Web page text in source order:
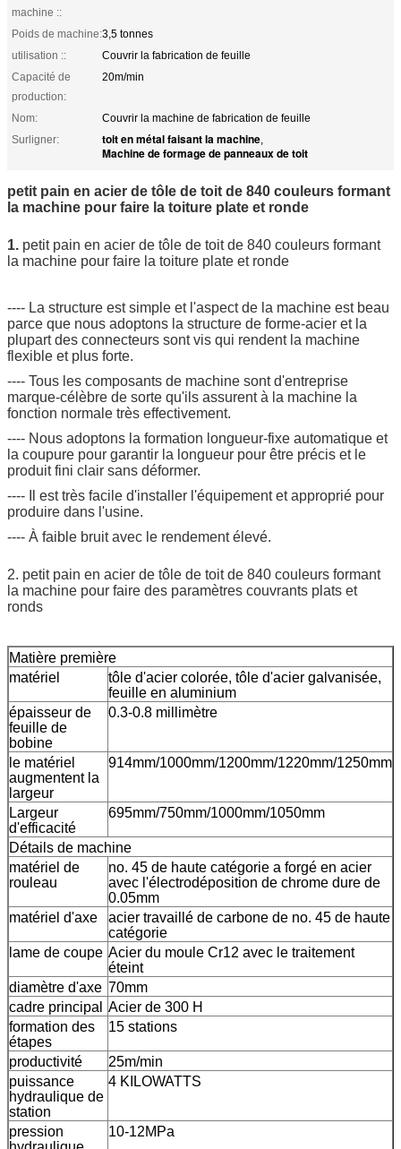
machine ::
Poids de machine:3,5 tonnes
utilisation ::
Couvrir la fabrication de feuille
Capacité de
production:
20m/min
Nom:
Couvrir la machine de fabrication de feuille
Surligner:
toit en métal faisant la machine,
Machine de formage de panneaux de toit
petit pain en acier de tôle de toit de 840 couleurs formant
la machine pour faire la toiture plate et ronde
1. petit pain en acier de tôle de toit de 840 couleurs formant
la machine pour faire la toiture plate et ronde
---- La structure est simple et l'aspect de la machine est beau
parce que nous adoptons la structure de forme-acier et la
plupart des connecteurs sont vis qui rendent la machine
flexible et plus forte.
---- Tous les composants de machine sont d'entreprise
marque-célèbre de sorte qu'ils assurent à la machine la
fonction normale très effectivement.
---- Nous adoptons la formation longueur-fixe automatique et
la coupure pour garantir la longueur pour être précis et le
produit fini clair sans déformer.
---- Il est très facile d'installer l'équipement et approprié pour
produire dans l'usine.
---- À faible bruit avec le rendement élevé.
2. petit pain en acier de tôle de toit de 840 couleurs formant
la machine pour faire des paramètres couvrants plats et
ronds
Matière première
matériel
tôle d'acier colorée, tôle d'acier galvanisée,
feuille en aluminium
épaisseur de
feuille de
bobine
0.3-0.8 millimètre
le matériel
augmentent la
largeur
914mm/1000mm/1200mm/1220mm/1250mm
Largeur
d'efficacité
695mm/750mm/1000mm/1050mm
Détails de machine
matériel de
rouleau
no. 45 de haute catégorie a forgé en acier
avec l'électrodéposition de chrome dure de
0.05mm
matériel d'axe
acier travaillé de carbone de no. 45 de haute
catégorie
lame de coupe Acier du moule Cr12 avec le traitement
éteint
diamètre d'axe 70mm
cadre principal
Acier de 300 H
formation des
étapes
15 stations
productivité
25m/min
puissance
hydraulique de
station
4 KILOWATTS
pression
10-12MPa